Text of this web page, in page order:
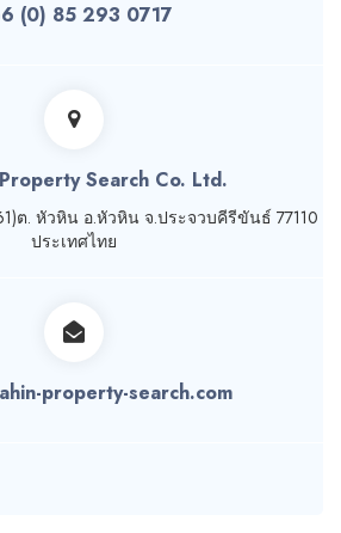
(0) 85 293 0717
Search Co. Ltd.
ต. หัวหิน อ.หัวหิน จ.ประจวบคีรีขันธ์ 77110
ประเทศไทย
property-search.com